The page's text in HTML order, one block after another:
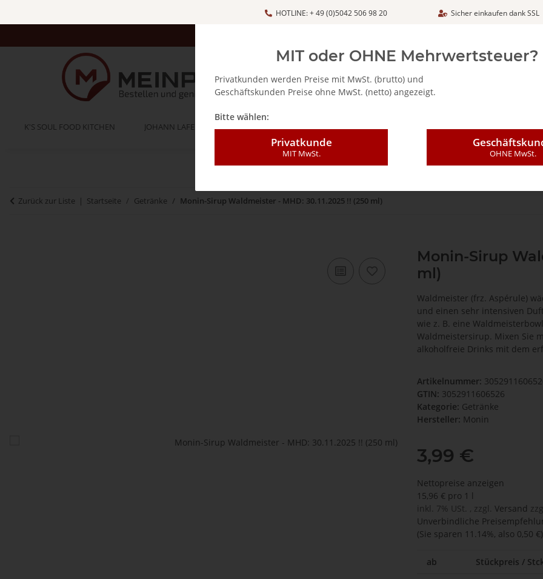
HOTLINE: + 49 (0)5042 506 98 20 Sicher einkaufen dank SSL
K'S SOUL FOOD KITCHEN JOHANN LAFER BELLA ITALIA - FEINKOSTARTIKEL CAFFÈ MAJESTIC / DICAF KAFFEE
Zurück zur Liste Startseite Getränke Monin-Sirup Waldmeister - MHD: 30.11.2025 !! (250 ml)
Monin-Sirup
ml)
Waldmeister (frz. Aspérule)
und einen sehr intensiven
wie z. B. eine
Waldmeistersirup. Mixen Sie
alkoholfreie Drinks mit dem
Artikelnummer:
GTIN: 3052911606526
Kategorie: Getränke
Hersteller: Monin
3,99 €
Nettopreise anzeigen
15,96 € pro 1 l
inkl. 7% USt. , zzgl. Versand
Unverbindliche
(Sie sparen 11.14%, also 0,50 €)
ab Stückpreis /
MIT oder OHNE Mehrwertsteuer?
Privatkunden werden Preise mit MwSt. (brutto) und
Geschäftskunden Preise ohne MwSt. (netto) angezeigt.
Bitte wählen:
Privatkunde
MIT MwSt. OHNE MwSt.